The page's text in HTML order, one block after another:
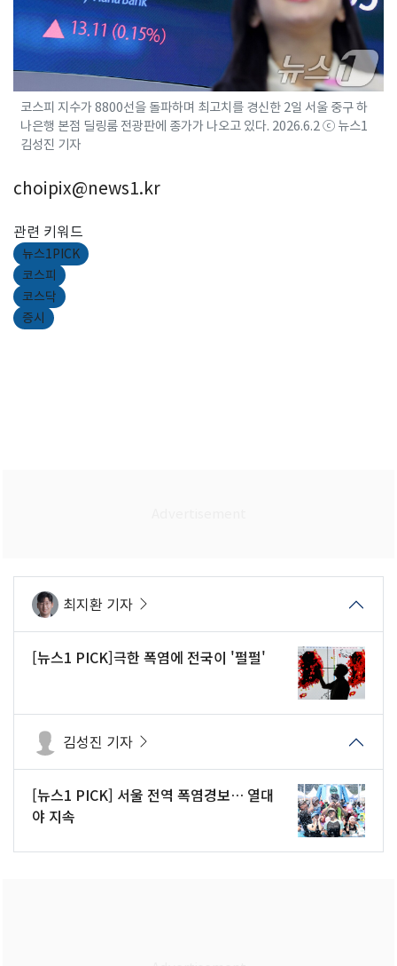
코스피 지수가 8800선을 돌파하며 최고치를 경신한 2일 서울 중구 하
나은행 본점 딜링룸 전광판에 종가가 나오고 있다. 2026.6.2 ⓒ 뉴스1
김성진 기자
choipix@news1.kr
관련 키워드
뉴스1PICK
코스피
코스닥
증시
최지환 기자
[뉴스1 PICK]극한 폭염에 전국이 '펄펄'
김성진 기자
[뉴스1 PICK] 서울 전역 폭염경보… 열대
야 지속